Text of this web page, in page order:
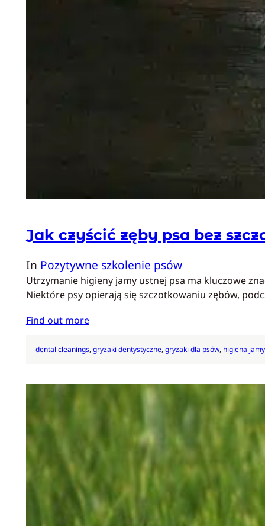
Jak czyścić zęby psa bez
In Pozytywne szkolenie psów
Utrzymanie higieny jamy ustnej psa ma kluczowe
Niektóre psy opierają się szczotkowaniu zębów,
Find out more
dental cleanings, gryzaki dentystyczne, gryzaki dla psów, higiena